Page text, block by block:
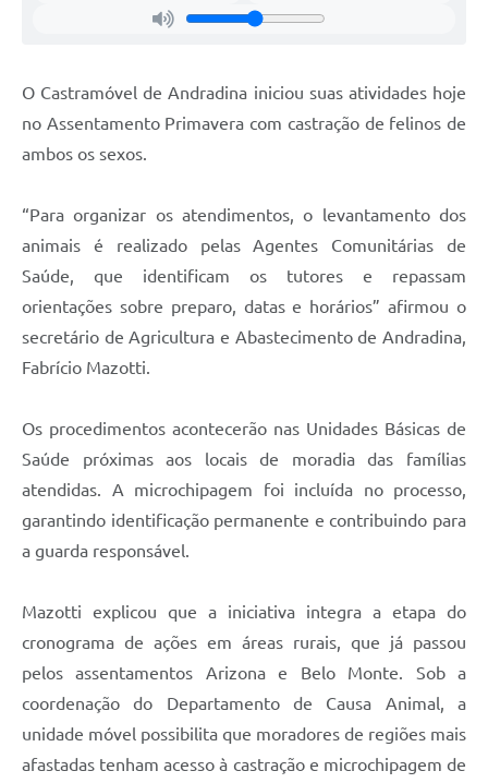
O Castramóvel de Andradina iniciou suas atividades hoje
no Assentamento Primavera com castração de felinos de
ambos os sexos.
“Para organizar os atendimentos, o levantamento dos
animais é realizado pelas Agentes Comunitárias de
Saúde, que identificam os tutores e repassam
orientações sobre preparo, datas e horários” afirmou o
secretário de Agricultura e Abastecimento de Andradina,
Fabrício Mazotti.
Os procedimentos acontecerão nas Unidades Básicas de
Saúde próximas aos locais de moradia das famílias
atendidas. A microchipagem foi incluída no processo,
garantindo identificação permanente e contribuindo para
a guarda responsável.
Mazotti explicou que a iniciativa integra a etapa do
cronograma de ações em áreas rurais, que já passou
pelos assentamentos Arizona e Belo Monte. Sob a
coordenação do Departamento de Causa Animal, a
unidade móvel possibilita que moradores de regiões mais
afastadas tenham acesso à castração e microchipagem de